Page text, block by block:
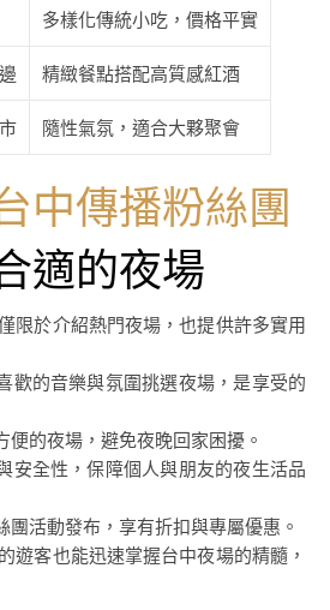
多樣化傳統小吃，價格平實
精緻餐點搭配高質感紅酒
隨性氣氛，適合大夥聚會
中傳播粉絲團
適的夜場
限於介紹熱門夜場，也提供許多實用
歡的音樂與氛圍挑選夜場，是享受的
便的夜場，避免夜晚回家困擾。
安全性，保障個人與朋友的夜生活品
團活動發布，享有折扣與專屬優惠。
遊客也能迅速掌握台中夜場的精髓，